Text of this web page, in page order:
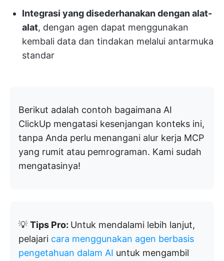
Integrasi yang disederhanakan dengan alat-
alat, dengan agen dapat menggunakan
kembali data dan tindakan melalui antarmuka
standar
Berikut adalah contoh bagaimana AI
ClickUp mengatasi kesenjangan konteks ini,
tanpa Anda perlu menangani alur kerja MCP
yang rumit atau pemrograman. Kami sudah
mengatasinya!
💡 Tips Pro: Untuk mendalami lebih lanjut,
pelajari cara menggunakan agen berbasis
pengetahuan dalam AI untuk mengambil